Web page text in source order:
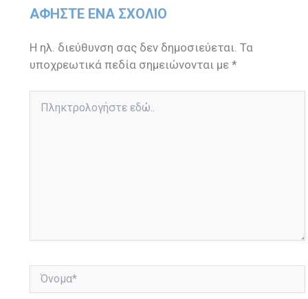
ΑΦΉΣΤΕ ΈΝΑ ΣΧΌΛΙΟ
Η ηλ. διεύθυνση σας δεν δημοσιεύεται. Τα
υποχρεωτικά πεδία σημειώνονται με*
εδώ..
Όνομα*